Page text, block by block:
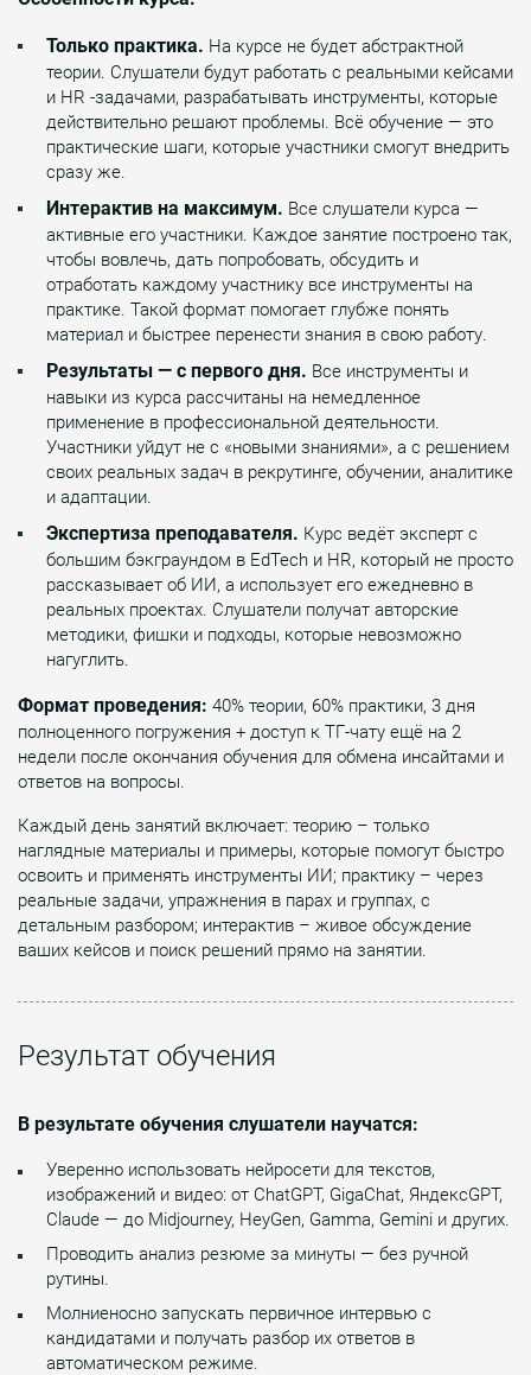
Только практика. На курсе не будет абстрактной
теории. Слушатели будут работать с реальными кейсами
и HR -задачами, разрабатывать инструменты, которые
действительно решают проблемы. Всё обучение — это
практические шаги, которые участники смогут внедрить
сразу же.
Интерактив на максимум. Все слушатели курса —
активные его участники. Каждое занятие построено так,
чтобы вовлечь, дать попробовать, обсудить и
отработать каждому участнику все инструменты на
практике. Такой формат помогает глубже понять
материал и быстрее перенести знания в свою работу.
Результаты — с первого дня. Все инструменты и
навыки из курса рассчитаны на немедленное
применение в профессиональной деятельности.
Участники уйдут не с «новыми знаниями», а с решением
своих реальных задач в рекрутинге, обучении, аналитике
и адаптации.
Экспертиза преподавателя. Курс ведёт эксперт с
большим бэкграундом в EdTech и HR, который не просто
рассказывает об ИИ, а использует его ежедневно в
реальных проектах. Слушатели получат авторские
методики, фишки и подходы, которые невозможно
нагуглить.
Формат проведения: 40% теории, 60% практики, 3 дня
полноценного погружения + доступ к ТГ-чату ещё на 2
недели после окончания обучения для обмена инсайтами и
ответов на вопросы.
Каждый день занятий включает: теорию – только
наглядные материалы и примеры, которые помогут быстро
освоить и применять инструменты ИИ; практику – через
реальные задачи, упражнения в парах и группах, с
детальным разбором; интерактив – живое обсуждение
ваших кейсов и поиск решений прямо на занятии.
Результат обучения
В результате обучения слушатели научатся:
Уверенно использовать нейросети для текстов,
изображений и видео: от ChatGPT, GigaChat, ЯндексGPT,
Claude — до Midjourney, HeyGen, Gamma, Gemini и других.
Проводить анализ резюме за минуты — без ручной
рутины.
Молниеносно запускать первичное интервью с
кандидатами и получать разбор их ответов в
автоматическом режиме.